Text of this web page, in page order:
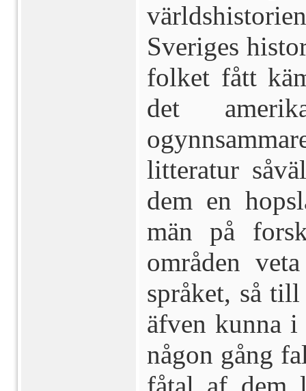
Sveriges
folket fått
det
litteratur
dem en
män på
områden
språket, så
äfven kunna
någon gång